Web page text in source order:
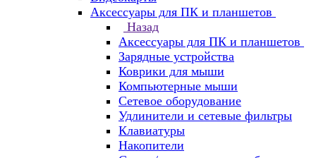
Аксессуары для ПК и планшетов
Назад
Аксессуары для ПК и планшетов
Зарядные устройства
Коврики для мыши
Компьютерные мыши
Сетевое оборудование
Удлинители и сетевые фильтры
Клавиатуры
Накопители